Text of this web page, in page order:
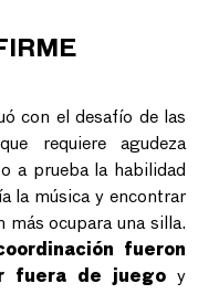
con el desafío de las
requiere agudeza
a prueba la habilidad
la música y encontrar
más ocupara una silla.
fueron
fuera de juego y